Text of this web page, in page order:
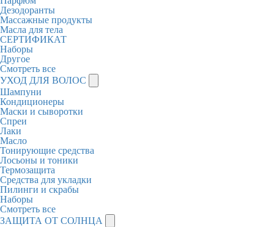
Дезодоранты
Массажные продукты
Масла для тела
СЕРТИФИКАТ
Наборы
Другое
Смотреть все
УХОД ДЛЯ ВОЛОС
Шампуни
Кондиционеры
Маски и сыворотки
Спреи
Лаки
Масло
Тонирующие средства
Лосьоны и тоники
Термозащита
Средства для укладки
Пилинги и скрабы
Наборы
Смотреть все
ЗАЩИТА ОТ СОЛНЦА